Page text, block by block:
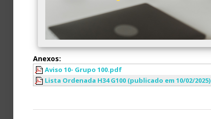
Anexos:
Aviso 10- Grupo 100.pdf
Lista Ordenada H34 G100 (publicado em 10/02/2025)